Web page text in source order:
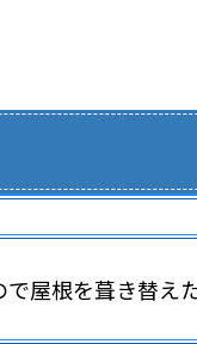
屋根を葺き替え